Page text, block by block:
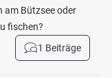
am Bützsee oder
fischen?
1 Beiträge